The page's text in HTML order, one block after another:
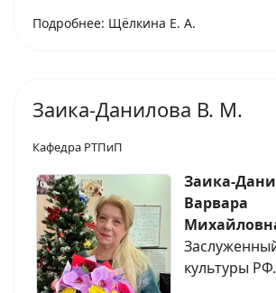
Подробнее: Щёлкина Е. А.
Заика-Данилова В. М.
Кафедра РТПиП
Заика-
Варвара
культуры РФ.